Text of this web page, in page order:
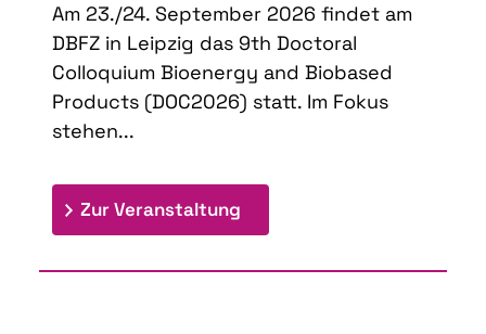
Am 23./24. September 2026 findet am
DBFZ in Leipzig das 9th Doctoral
Colloquium Bioenergy and Biobased
Products (DOC2026) statt. Im Fokus
stehen...
Zur Veranstaltung